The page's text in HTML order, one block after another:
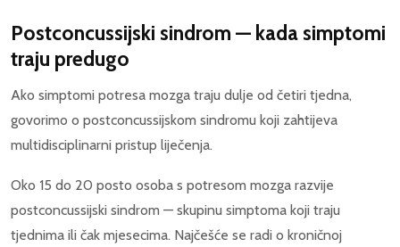
Postconcussijski sindrom — kada simptomi
traju predugo
Ako simptomi potresa mozga traju dulje od četiri tjedna,
govorimo o postconcussijskom sindromu koji zahtijeva
multidisciplinarni pristup liječenja.
Oko 15 do 20 posto osoba s potresom mozga razvije
postconcussijski sindrom — skupinu simptoma koji traju
tjednima ili čak mjesecima. Najčešće se radi o kroničnoj